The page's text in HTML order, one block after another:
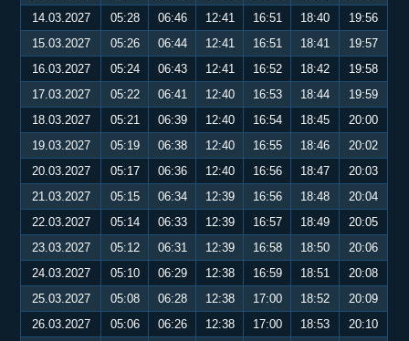
14.03.2027
05:28 06:46 12:41 16:51 18:40
19:56
15.03.2027
05:26 06:44 12:41 16:51 18:41
19:57
16.03.2027
05:24 06:43 12:41 16:52 18:42
19:58
17.03.2027
05:22 06:41 12:40 16:53 18:44
19:59
18.03.2027
05:21 06:39 12:40 16:54 18:45
20:00
19.03.2027
05:19 06:38 12:40 16:55 18:46
20:02
20.03.2027
05:17 06:36 12:40 16:56 18:47
20:03
21.03.2027
05:15 06:34 12:39 16:56 18:48
20:04
22.03.2027
05:14 06:33 12:39 16:57 18:49
20:05
23.03.2027
05:12 06:31 12:39 16:58 18:50
20:06
24.03.2027
05:10 06:29 12:38 16:59 18:51
20:08
25.03.2027
05:08 06:28 12:38 17:00 18:52
20:09
26.03.2027
05:06 06:26 12:38 17:00 18:53
20:10